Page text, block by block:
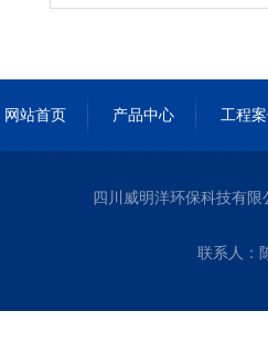
网站首页 产品中心 工程
四川威明洋环保科技有
联系人：